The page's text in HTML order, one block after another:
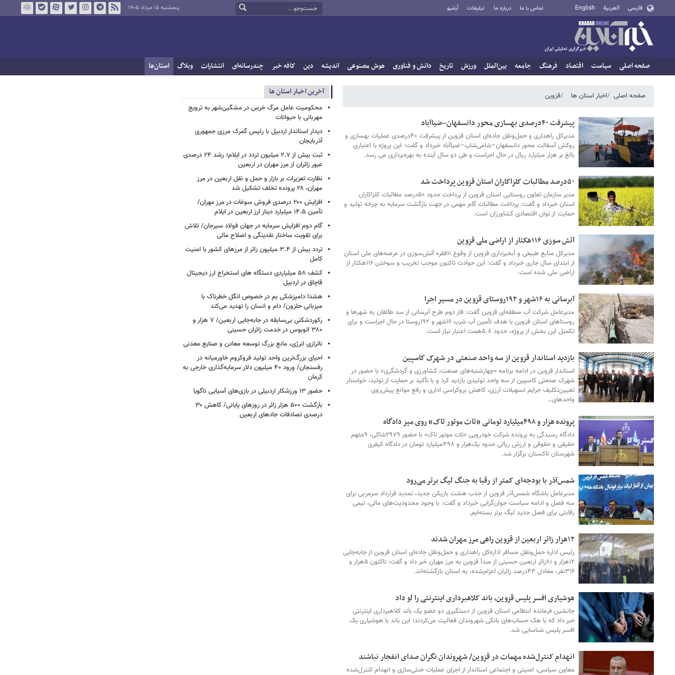
فارسی العربية English تماس با ما درباره ما تبلیغات آرشیو پنجشنبه ۱۵ مرداد ۱۴۰۵
صفحه اصلی سیاست اقتصاد فرهنگ جامعه بین‌الملل ورزش تاریخ دانش و فناوری هوش مصنوعی اندیشه دین کافه خبر چندرسانه‌ای انتشارات وبلاگ استان‌ها
صفحه اصلی اخبار استان ها قزوین
پیشرفت ۴۰درصدی بهسازی محور دانسفهان–ضیاآباد
مدیرکل راهداری و حمل‌ونقل جاده‌ای استان قزوین از پیشرفت ۴۰درصدی عملیات بهسازی و
روکش آسفالت محور دانسفهان–شامی‌شاپ–ضیاآباد خبرداد و گفت: این پروژه با اعتباری
بالغ بر هزار میلیارد ریال در حال اجراست و طی دو سال آینده به بهره‌برداری می رسد.
۵۰درصد مطالبات کلزاکاران استان قزوین پرداخت شد
مدیر سازمان تعاون روستایی استان قزوین از پرداخت حدود ۵۰درصد مطالبات کلزاکاران
استان خبرداد و گفت: پرداخت مطالبات گام مهمی در جهت بازگشت سرمایه به چرخه تولید و
حمایت از توان اقتصادی کشاورزان است.
آتش سوزی ۱۱۶هکتار از اراضی ملی قزوین
مدیرکل منابع طبیعی و آبخیزداری قزوین از وقوع ۱۱فقره آتش‌سوزی در عرصه‌های ملی استان
از ابتدای سال جاری خبرداد و گفت: این حوادث تاکنون موجب تخریب و سوختن ۱۱۶هکتار از
اراضی ملی شده است.
آبرسانی به ۱۶شهر و ۱۹۲روستای قزوین در مسیر اجرا
مدیرعامل شرکت آب منطقه‌ای قزوین گفت: فاز دوم طرح آبرسانی از سد طالقان به شهرها و
روستاهای استان قزوین با هدف تأمین آب شرب ۱۶شهر و ۱۹۲روستا در حال اجراست و برای
تکمیل این بخش از پروژه، حدود ۵.۸همت اعتبار نیاز است.
بازدید استاندار قزوین از سه واحد صنعتی در شهرک کاسپین
استاندار قزوین در ادامه برنامه «چهارشنبه‌های صنعت، کشاورزی و گردشگری» با حضور در
شهرک صنعتی کاسپین از سه واحد تولیدی بازدید کرد و با تأکید بر حمایت از تولید، خواستار
تعیین‌تکلیف جرایم تسهیلات ارزی، کاهش بروکراسی اداری و رفع موانع پیش‌روی
واحدهای…
پرونده هزار و ۴۹۸میلیارد تومانی «تات موتور تاک» روی میز دادگاه
دادگاه رسیدگی به پرونده شرکت خودرویی «تات موتور تاک» با حضور ۲۹۷۹شاکی، ۹متهم
حقیقی و حقوقی و ارزش ریالی حدود یک‌هزار و ۴۹۸میلیارد تومان در دادگاه کیفری
شهرستان تاکستان برگزار شد.
شمس‌آذر با بودجه‌ای کمتر از رقبا به جنگ لیگ برتر می‌رود
مدیرعامل باشگاه شمس‌آذر قزوین از جذب هشت بازیکن جدید، تمدید قرارداد سرمربی برای
سه فصل و ادامه سیاست جوان‌گرایی خبرداد و گفت: با وجود محدودیت‌های مالی، تیمی
رقابتی برای فصل جدید لیگ برتر بسته‌ایم.
۱۲هزار زائر اربعین از قزوین راهی مرز مهران شدند
رئیس اداره حمل‌ونقل مسافر اداره‌کل راهداری و حمل‌ونقل جاده‌ای استان قزوین از جابه‌جایی
۱۲هزار و ۸۱زائر اربعین حسینی از مبدأ قزوین به مرز مهران خبر داد و گفت: تاکنون ۵هزار و
۳۱۶نفر، معادل ۴۴درصد زائران اعزام‌شده، به استان بازگشته‌اند.
هوشیاری افسر پلیس قزوین، باند کلاهبرداری اینترنتی را لو داد
جانشین فرمانده انتظامی استان قزوین از دستگیری دو عضو یک باند کلاهبرداری اینترنتی
خبر داد که با هک حساب‌های بانکی شهروندان فعالیت می‌کردند؛ این باند با هوشیاری یک
افسر پلیس شناسایی شد.
انهدام کنترل‌شده مهمات در قزوین/ شهروندان نگران صدای انفجار نباشند
معاون سیاسی، امنیتی و اجتماعی استاندار از اجرای عملیات خنثی‌سازی و انهدام کنترل‌شده
آخرین اخبار استان ها
محکومیت عامل مرگ خرس در مشگین‌شهر به ترویج
مهربانی با حیوانات
دیدار استاندار اردبیل با رئیس گمرک مرزی جمهوری
آذربایجان
ثبت بیش از ۲.۷ میلیون تردد در ایلام؛ رشد ۲۴ درصدی
عبور زائران از مرز مهران در اربعین
نظارت تعزیرات بر بازار و حمل و نقل اربعین در مرز
مهران، ۲۸ پرونده تخلف تشکیل شد
افزایش ۲۰۰ درصدی فروش سوغات در مرز مهران/
تأمین ۱۴.۵ میلیارد دینار ارز اربعین در ایلام
گام دوم افزایش سرمایه در جهان فولاد سیرجان/ تلاش
برای تقویت ساختار نقدینگی و اصلاح مالی
تردد بیش از ۳.۴ میلیون زائر از مرزهای کشور با امنیت
کامل
کشف ۵۸ میلیاردی دستگاه های استخراج ارز دیجیتال
قاچاق در اردبیل
هشدا دامپزشکی بم در خصوص انگل خطرناک با
میزبانی حلزون/ دام و انسان را تهدید می‌کند
رکوردشکنی بی‌سابقه در جابه‌جایی اربعین/ ۷ هزار و
۳۸۰ اتوبوس در خدمت زائران حسینی
ناترازی انرژی، مانع بزرگ توسعه معادن و صنایع معدنی
احیای بزرگ‌ترین واحد تولید فروکروم خاورمیانه در
رفسنجان/ ورود ۴۰ میلیون دلار سرمایه‌گذاری خارجی به
کرمان
حضور ۱۳ ورزشکار اردبیلی در بازی‌های آسیایی ناگویا
بازگشت ۵۰۰ هزار زائر در روزهای پایانی/ کاهش ۳۰
درصدی تصادفات جادهای اربعین